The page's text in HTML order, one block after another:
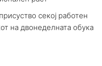
секој работен
на двонеделната обука